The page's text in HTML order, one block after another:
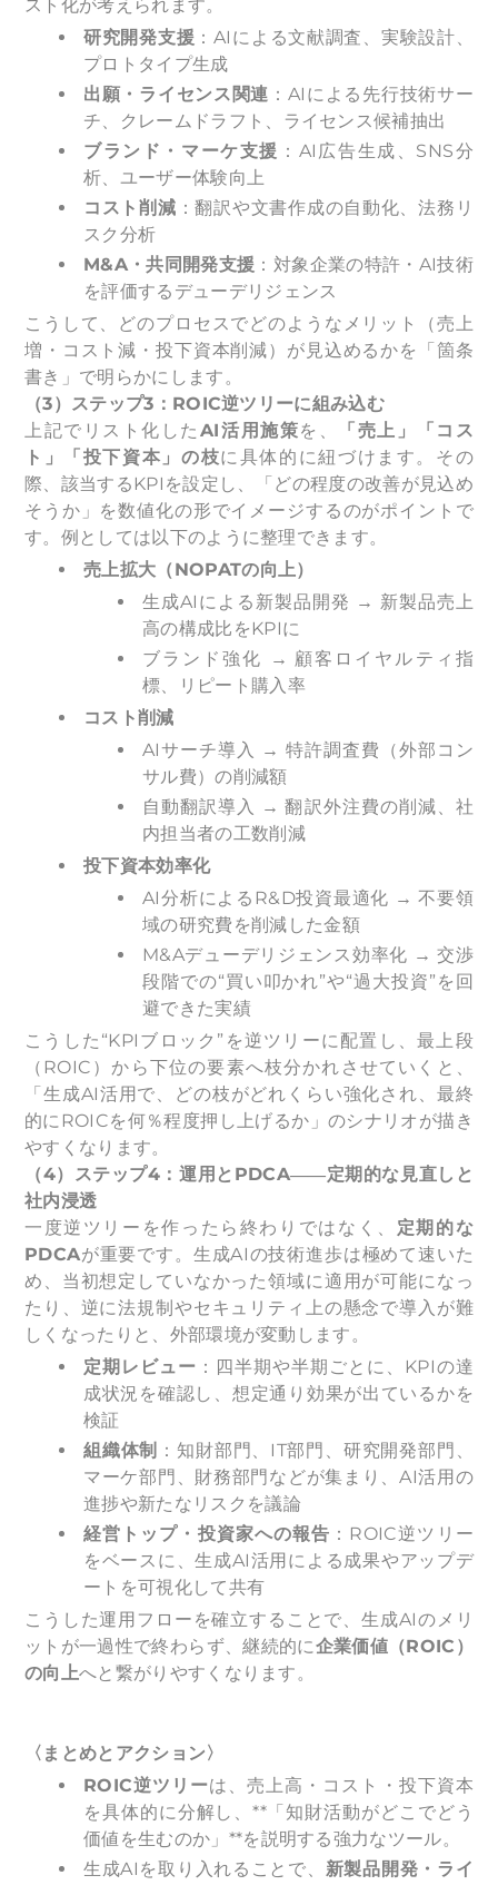
スト化が考えられます。
研究開発支援 ：AIによる文献調査、実験設計、
プロトタイプ生成
出願・ライセンス関連 ：AIによる先行技術サー
チ、クレームドラフト、ライセンス候補抽出
ブランド・マーケ支援 ：AI広告生成、SNS分
析、ユーザー体験向上
コスト削減 ：翻訳や文書作成の自動化、法務リ
スク分析
M&A・共同開発支援 ：対象企業の特許・AI技術
を評価するデューデリジェンス
こうして、どのプロセスでどのようなメリット（売上
増・コスト減・投下資本削減）が見込めるかを「箇条
書き」で明らかにします。
（3）ステップ3：ROIC逆ツリーに組み込む
上記でリスト化したAI活用施策を、
「売上」「コス
ト」「投下資本」の枝に具体的に紐づけます。その
際、該当するKPIを設定し、「どの程度の改善が見込め
そうか」を数値化の形でイメージするのがポイントで
す。例としては以下のように整理できます。
売上拡大（NOPATの向上）
生成AIによる新製品開発 → 新製品売上
高の構成比をKPIに
ブランド強化 → 顧客ロイヤルティ指
標、リピート購入率
コスト削減
AIサーチ導入 → 特許調査費（外部コン
サル費）の削減額
自動翻訳導入 → 翻訳外注費の削減、社
内担当者の工数削減
投下資本効率化
AI分析によるR&D投資最適化 → 不要領
域の研究費を削減した金額
M&Aデューデリジェンス効率化 → 交渉
段階での“買い叩かれ”や“過大投資”を回
避できた実績
こうした“KPIブロック”を逆ツリーに配置し、最上段
（ROIC）から下位の要素へ枝分かれさせていくと、
「生成AI活用で、どの枝がどれくらい強化され、最終
的にROICを何％程度押し上げるか」のシナリオが描き
やすくなります。
（4）ステップ4：運用とPDCA――定期的な見直しと
社内浸透
一度逆ツリーを作ったら終わりではなく、 定期的な
PDCAが重要です。生成AIの技術進歩は極めて速いた
め、当初想定していなかった領域に適用が可能になっ
たり、逆に法規制やセキュリティ上の懸念で導入が難
しくなったりと、外部環境が変動します。
定期レビュー ：四半期や半期ごとに、KPIの達
成状況を確認し、想定通り効果が出ているかを
検証
組織体制 ：知財部門、IT部門、研究開発部門、
マーケ部門、財務部門などが集まり、AI活用の
進捗や新たなリスクを議論
経営トップ・投資家への報告 ：ROIC逆ツリー
をベースに、生成AI活用による成果やアップデ
ートを可視化して共有
こうした運用フローを確立することで、生成AIのメリ
ットが一過性で終わらず、継続的に企業価値（ROIC）
の向上へと繋がりやすくなります。
〈まとめとアクション〉
ROIC逆ツリーは、売上高・コスト・投下資本
を具体的に分解し、**「知財活動がどこでどう
価値を生むのか」**を説明する強力なツール。
生成AIを取り入れることで、 新製品開発・ライ